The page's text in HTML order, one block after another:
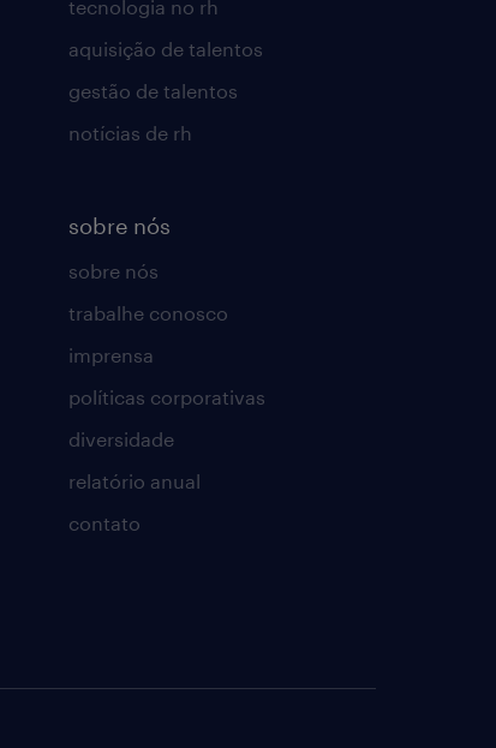
tecnologia no rh
aquisição de talentos
gestão de talentos
notícias de rh
sobre nós
sobre nós
trabalhe conosco
imprensa
políticas corporativas
diversidade
relatório anual
contato